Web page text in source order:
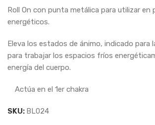
Roll On con punta metálica para utilizar en
energéticos.
Eleva los estados de ánimo, indicado para
para trabajar los espacios fríos
energía del cuerpo.
Actúa en el 1er chakra
SKU: BL024